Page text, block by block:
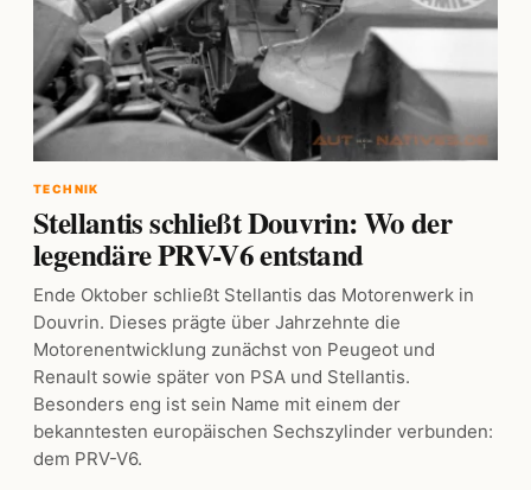
TECHNIK
Stellantis schließt Douvrin: Wo der
legendäre PRV-V6 entstand
Ende Oktober schließt Stellantis das Motorenwerk in
Douvrin. Dieses prägte über Jahrzehnte die
Motorenentwicklung zunächst von Peugeot und
Renault sowie später von PSA und Stellantis.
Besonders eng ist sein Name mit einem der
bekanntesten europäischen Sechszylinder verbunden:
dem PRV-V6.